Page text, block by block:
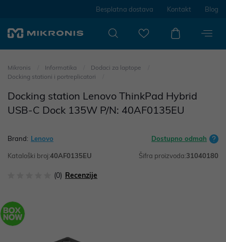
Besplatna dostava Kontakt Blog
Mikronis Informatika
Dodaci za laptope
Docking stationi i portreplicatori
Docking station Lenovo ThinkPad Hybrid
USB-C Dock 135W P/N: 40AF0135EU
Brand: Lenovo Dostupno odmah
Kataloški broj:40AF0135EU Šifra proizvoda:31040180
(0) Recenzije